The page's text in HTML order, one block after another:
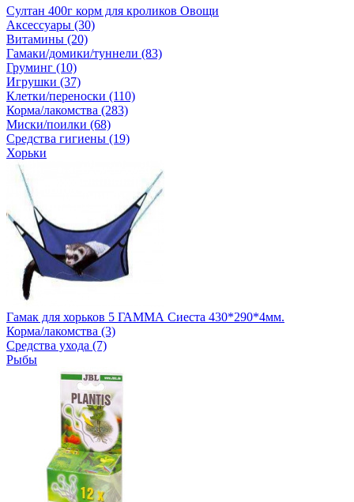
Султан 400г корм для кроликов Овощи
Аксессуары (30)
Витамины (20)
Гамаки/домики/туннели (83)
Груминг (10)
Игрушки (37)
Клетки/переноски (110)
Корма/лакомства (283)
Миски/поилки (68)
Средства гигиены (19)
Хорьки
Гамак для хорьков 5 ГАММА Сиеста 430*290*4мм.
Корма/лакомства (3)
Средства ухода (7)
Рыбы